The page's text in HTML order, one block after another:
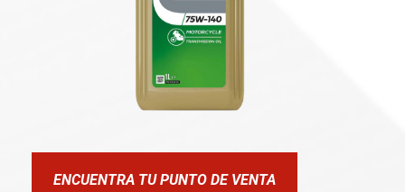
ENCUENTRA TU PUNTO DE VENTA